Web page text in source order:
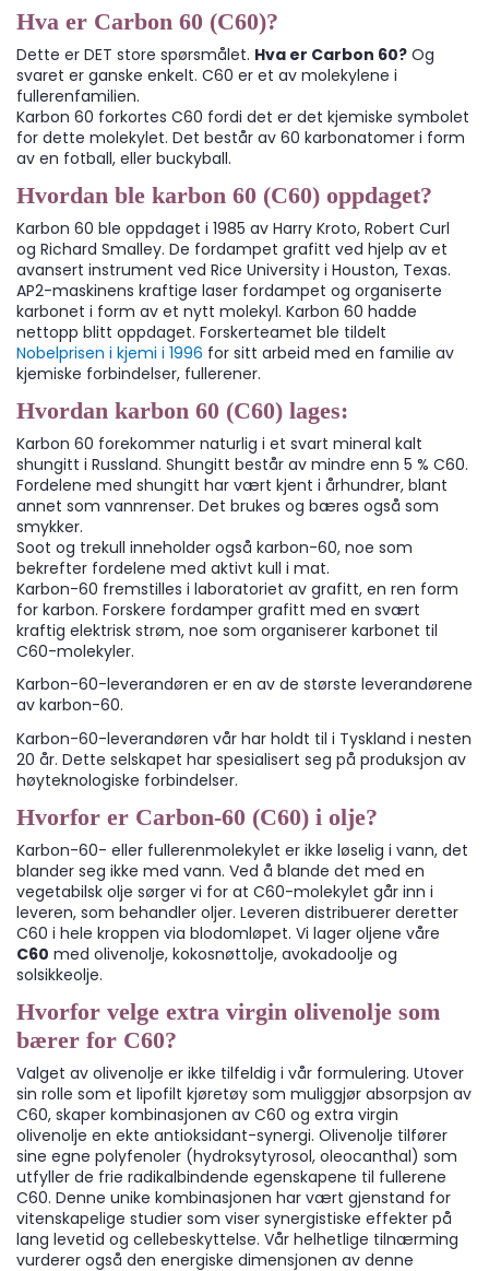
Hva er Carbon 60 (C60)?
Dette er DET store spørsmålet. Hva er Carbon 60? Og
svaret er ganske enkelt. C60 er et av molekylene i
fullerenfamilien.
Karbon 60 forkortes C60 fordi det er det kjemiske symbolet
for dette molekylet. Det består av 60 karbonatomer i form
av en fotball, eller buckyball.
Hvordan ble karbon 60 (C60) oppdaget?
Karbon 60 ble oppdaget i 1985 av Harry Kroto, Robert Curl
og Richard Smalley. De fordampet grafitt ved hjelp av et
avansert instrument ved Rice University i Houston, Texas.
AP2-maskinens kraftige laser fordampet og organiserte
karbonet i form av et nytt molekyl. Karbon 60 hadde
nettopp blitt oppdaget. Forskerteamet ble tildelt
Nobelprisen i kjemi i 1996 for sitt arbeid med en familie av
kjemiske forbindelser, fullerener.
Hvordan karbon 60 (C60) lages:
Karbon 60 forekommer naturlig i et svart mineral kalt
shungitt i Russland. Shungitt består av mindre enn 5 % C60.
Fordelene med shungitt har vært kjent i århundrer, blant
annet som vannrenser. Det brukes og bæres også som
smykker.
Soot og trekull inneholder også karbon-60, noe som
bekrefter fordelene med aktivt kull i mat.
Karbon-60 fremstilles i laboratoriet av grafitt, en ren form
for karbon. Forskere fordamper grafitt med en svært
kraftig elektrisk strøm, noe som organiserer karbonet til
C60-molekyler.
Karbon-60-leverandøren er en av de største leverandørene
av karbon-60.
Karbon-60-leverandøren vår har holdt til i Tyskland i nesten
20 år. Dette selskapet har spesialisert seg på produksjon av
høyteknologiske forbindelser.
Hvorfor er Carbon-60 (C60) i olje?
Karbon-60- eller fullerenmolekylet er ikke løselig i vann, det
blander seg ikke med vann. Ved å blande det med en
vegetabilsk olje sørger vi for at C60-molekylet går inn i
leveren, som behandler oljer. Leveren distribuerer deretter
C60 i hele kroppen via blodomløpet. Vi lager oljene våre
C60 med olivenolje, kokosnøttolje, avokadoolje og
solsikkeolje.
Hvorfor velge extra virgin olivenolje som
bærer for C60?
Valget av olivenolje er ikke tilfeldig i vår formulering. Utover
sin rolle som et lipofilt kjøretøy som muliggjør absorpsjon av
C60, skaper kombinasjonen av C60 og extra virgin
olivenolje en ekte antioksidant-synergi. Olivenolje tilfører
sine egne polyfenoler (hydroksytyrosol, oleocanthal) som
utfyller de frie radikalbindende egenskapene til fullerene
C60. Denne unike kombinasjonen har vært gjenstand for
vitenskapelige studier som viser synergistiske effekter på
lang levetid og cellebeskyttelse. Vår helhetlige tilnærming
vurderer også den energiske dimensjonen av denne